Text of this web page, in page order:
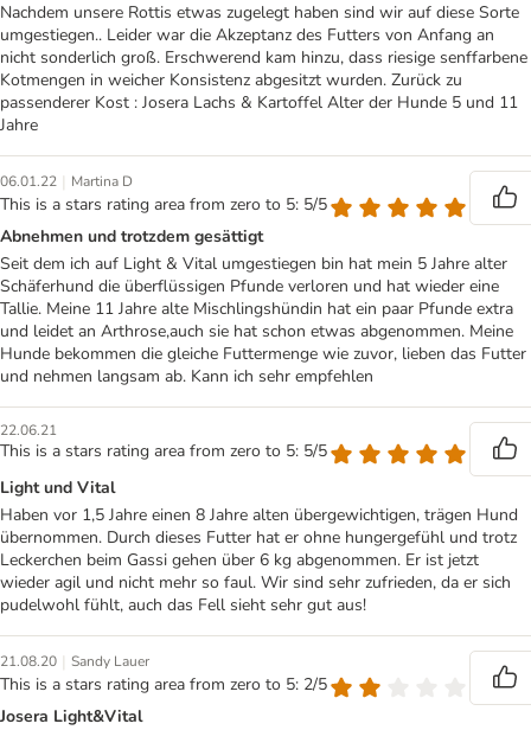
Nachdem unsere Rottis etwas zugelegt haben sind wir auf diese Sorte
umgestiegen.. Leider war die Akzeptanz des Futters von Anfang an
nicht sonderlich groß. Erschwerend kam hinzu, dass riesige senffarbene
Kotmengen in weicher Konsistenz abgesitzt wurden. Zurück zu
passenderer Kost : Josera Lachs & Kartoffel Alter der Hunde 5 und 11
Jahre
06.01.22 | Martina D
This is a stars rating area from zero to 5: 5/5
Abnehmen und trotzdem gesättigt
Seit dem ich auf Light & Vital umgestiegen bin hat mein 5 Jahre alter
Schäferhund die überflüssigen Pfunde verloren und hat wieder eine
Tallie. Meine 11 Jahre alte Mischlingshündin hat ein paar Pfunde extra
und leidet an Arthrose,auch sie hat schon etwas abgenommen. Meine
Hunde bekommen die gleiche Futtermenge wie zuvor, lieben das Futter
und nehmen langsam ab. Kann ich sehr empfehlen
22.06.21
This is a stars rating area from zero to 5: 5/5
Light und Vital
Haben vor 1,5 Jahre einen 8 Jahre alten übergewichtigen, trägen Hund
übernommen. Durch dieses Futter hat er ohne hungergefühl und trotz
Leckerchen beim Gassi gehen über 6 kg abgenommen. Er ist jetzt
wieder agil und nicht mehr so faul. Wir sind sehr zufrieden, da er sich
pudelwohl fühlt, auch das Fell sieht sehr gut aus!
21.08.20 | Sandy Lauer
This is a stars rating area from zero to 5: 2/5
Josera Light&Vital